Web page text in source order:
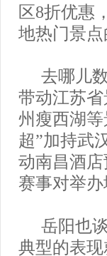
区8折优惠
地热门景点
去哪儿
带动江苏
州瘦西湖等
超”加持武
动南昌酒
赛事对举
岳阳也
典型的表